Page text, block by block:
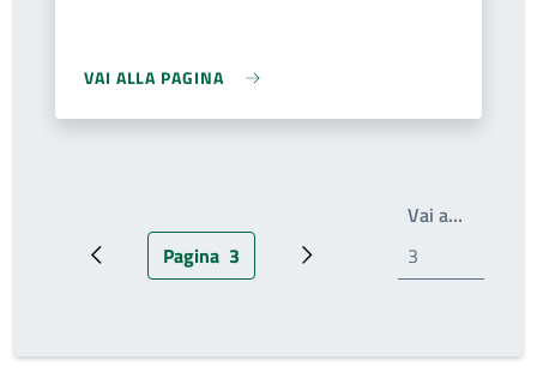
VAI ALLA PAGINA
Pagina precedentePagina attuale
Pagina 3 Prossima pagina
Vai a…